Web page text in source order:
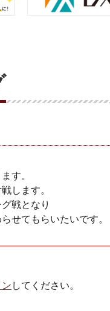
す。
します。
戦となり
せてもらいたいです。
してください。